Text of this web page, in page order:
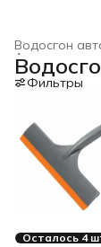
Водосгон
Автотовары
Главная ›
Фильтры
Осталось 4